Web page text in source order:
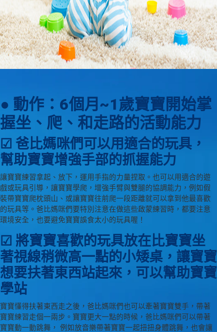
● 動作：6個月~1歲寶寶開始掌
握坐、爬、和走路的活動能力
☑ 爸比媽咪們可以用適合的玩具，
幫助寶寶增強手部的抓握能力
讓寶寶練習拿起、放下，運用手指的力量捏取。也可以用適合的遊
戲或玩具引導，讓寶寶學爬，增強手臂與雙腿的協調能力，例如假
裝帶寶寶爬枕頭山、或讓寶寶往前爬一段距離就可以拿到他最喜歡
的玩具等。爸比媽咪們要特別注意在做這些啟蒙練習時，都要注意
環境安全，也要避免寶寶誤食太小的玩具喔！
☑ 將寶寶喜歡的玩具放在比寶寶坐
著視線稍微高一點的小矮桌，讓寶寶
想要扶著東西站起來，可以幫助寶寶
學站
寶寶懂得扶著東西走之後，爸比媽咪們也可以牽著寶寶雙手，帶著
寶寶練習走個一兩步。寶寶更大一點的時候，爸比媽咪們可以帶著
寶寶動一動跳舞， 例如放音樂帶著寶寶一起扭扭身體跳舞，也會讓